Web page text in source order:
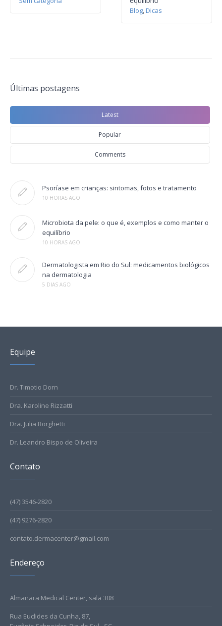
Blog,Dicas
Últimas postagens
Latest
Popular
Comments
Psoríase em crianças: sintomas, fotos e tratamento
10 HORAS AGO
Microbiota da pele: o que é, exemplos e como manter o
equilíbrio
10 HORAS AGO
Dermatologista em Rio do Sul: medicamentos biológicos
na dermatologia
5 DIAS AGO
Equipe
Dr. Timotio Dorn
Dra. Karoline Rizzatti
Dra. Julia Borghetti
Dr. Leandro Bispo de Oliveira
Contato
(47) 3546-2820
(47) 9276-2820
contato.dermacenter@gmail.com
Endereço
Almanara Medical Center, sala 308
Rua Euclides da Cunha, 87,